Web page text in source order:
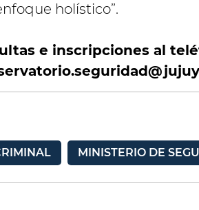
holístico”.
e inscripciones al
MINISTERIO DE